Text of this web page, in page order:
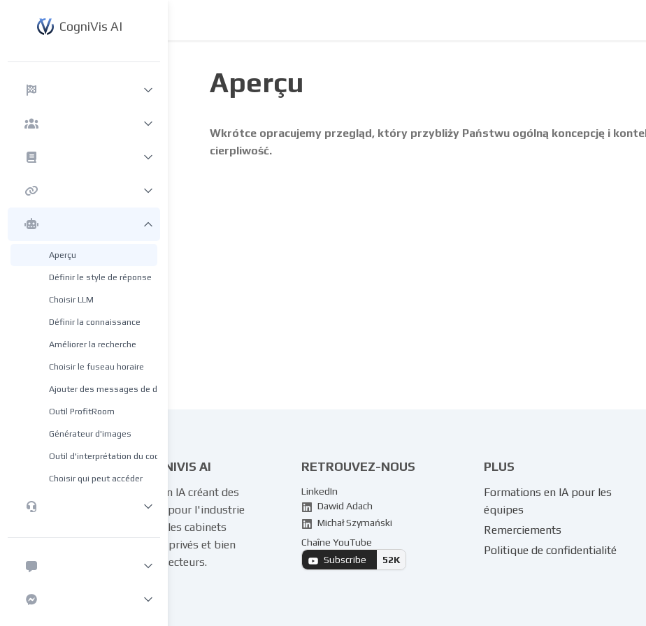
CogniVis AI
Aperçu
Définir le style de réponse
Choisir LLM
Définir la connaissance
Améliorer la recherche
Choisir le fuseau horaire
Ajouter des messages de démarrage
Outil ProfitRoom
Générateur d'images
Outil d'interprétation du code
Choisir qui peut accéder
Aperçu
Wkrótce opracujemy przegląd, który przybliży Państwu ogólną koncepcję i
cierpliwość.
COGNIVIS AI
Experts en IA créant des
solutions pour l'industrie
hôtelière, les cabinets
médicaux privés et bien
d'autres secteurs.
RETROUVEZ-NOUS
LinkedIn
Dawid Adach
Michał Szymański
Chaîne YouTube
Subscribe
52K
PLUS
Formations en IA pour les
équipes
Remerciements
Politique de confidentialité